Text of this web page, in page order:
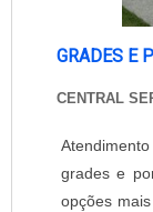
GRADES E
CENTRAL
grades e
opções